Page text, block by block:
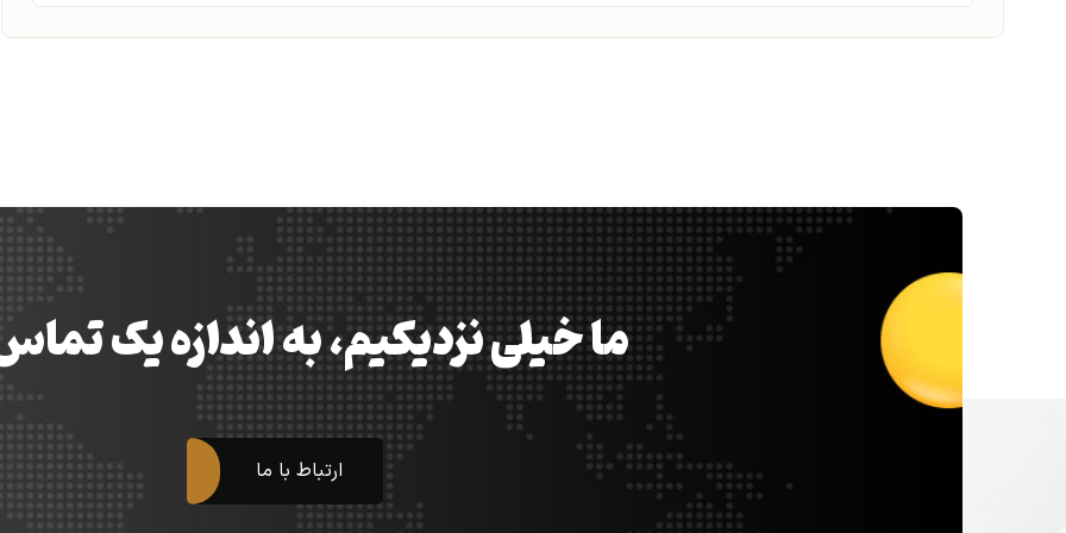
ما خیلی نزدیکیم، به اندازه یک
ارتباط با ما